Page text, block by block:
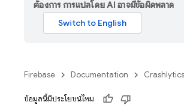
ต้องการ การแปลโดย AI อาจมีข้อผิดพลาด
Firebase Documentation Crashlytics
ข้อมูลนี้มีประโยชน์ไหม